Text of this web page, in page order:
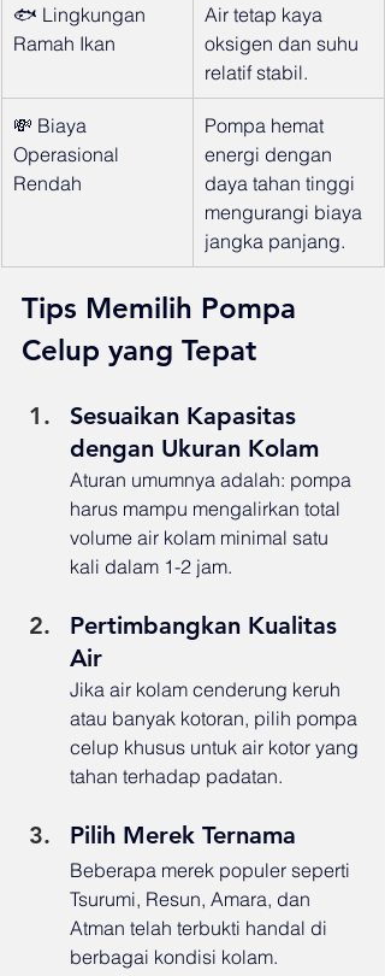
🐟 Lingkungan
Ramah Ikan
Air tetap kaya
oksigen dan suhu
relatif stabil.
💸 Biaya
Operasional
Rendah
Pompa hemat
energi dengan
daya tahan tinggi
mengurangi biaya
jangka panjang.
Tips Memilih Pompa
Celup yang Tepat
Sesuaikan Kapasitas
dengan Ukuran Kolam
Aturan umumnya adalah: pompa
harus mampu mengalirkan total
volume air kolam minimal satu
kali dalam 1-2 jam.
Pertimbangkan Kualitas
Air
Jika air kolam cenderung keruh
atau banyak kotoran, pilih pompa
celup khusus untuk air kotor yang
tahan terhadap padatan.
Pilih Merek Ternama
Beberapa merek populer seperti
Tsurumi, Resun, Amara, dan
Atman telah terbukti handal di
berbagai kondisi kolam.